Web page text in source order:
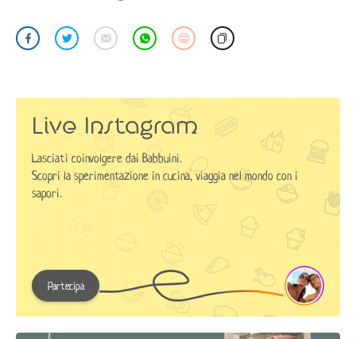
Live Instagram
Lasciati coinvolgere dai Babbuini.
Scopri la sperimentazione in cucina, viaggia nel mondo con i
sapori.
Partecipa